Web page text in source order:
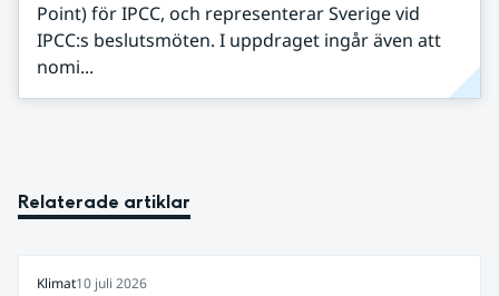
Point) för IPCC, och representerar Sverige vid
IPCC:s beslutsmöten. I uppdraget ingår även att
nomi...
Relaterade artiklar
Klimat10 juli 2026